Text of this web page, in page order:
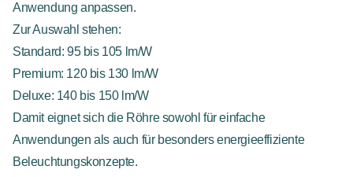
Anwendung anpassen.
Zur Auswahl stehen:
Standard: 95 bis 105 lm/W
Premium: 120 bis 130 lm/W
Deluxe: 140 bis 150 lm/W
Damit eignet sich die Röhre sowohl für einfache
Anwendungen als auch für besonders energieeffiziente
Beleuchtungskonzepte.